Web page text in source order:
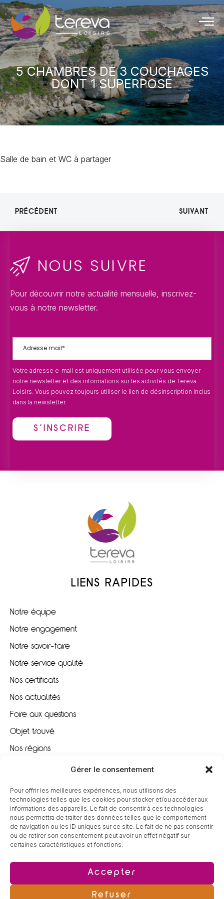
Gérer le consentement
Pour offrir les meilleures expériences, nous utilisons des
technologies telles que les cookies pour stocker et/ou accéder aux
informations des appareils. Le fait de consentir à ces technologies
nous permettra de traiter des données telles que le comportement
de navigation ou les ID uniques sur ce site. Le fait de ne pas consentir
ou de retirer son consentement peut avoir un effet négatif sur
certaines caractéristiques et fonctions.
Accepter
Refuser
5 CHAMBRES DE 3 COUCHAGES
DONT 1 SUPERPOSÉ
Salle de bain et WC à partager
PRÉCÉDENT SUIVANT
NOUS SUIVRE
Pour découvrir notre actualité mensuelle, inscrivez-
vous à notre newsletter.
Votre adresse e-mail est uniquement utilisée pour vous envoyer
notre newsletter et des informations sur les activités de Tereva
Loisirs. Vous pouvez toujours utiliser le lien de désinscription inclus
dans la newsletter.
LIENS RAPIDES
Notre équipe
Notre engagement
Notre savoir-faire
Notre service qualité
Nos certificats
Nos actualités
Foire aux questions
Objet trouvé
Nos régions
À VOTRE ÉCOUTE
09 80 80 85 96